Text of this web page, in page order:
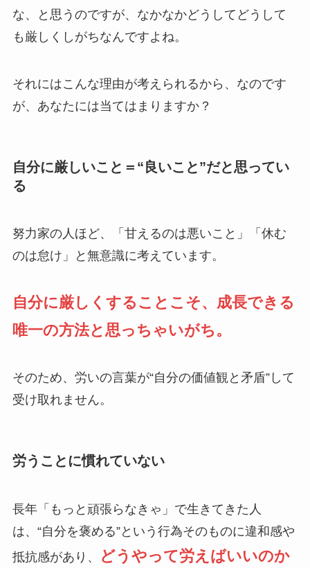
な、と思うのですが、なかなかどうしてどうして
も厳しくしがちなんですよね。
それにはこんな理由が考えられるから、なのです
が、あなたには当てはまりますか？
自分に厳しいこと＝“良いこと”だと思ってい
る
努力家の人ほど、「甘えるのは悪いこと」「休む
のは怠け」と無意識に考えています。
自分に厳しくすることこそ、成長できる
唯一の方法と思っちゃいがち。
そのため、労いの言葉が“自分の価値観と矛盾”して
受け取れません。
労うことに慣れていない
長年「もっと頑張らなきゃ」で生きてきた人
は、“自分を褒める”という行為そのものに違和感や
抵抗感があり、
どうやって労えばいいのか